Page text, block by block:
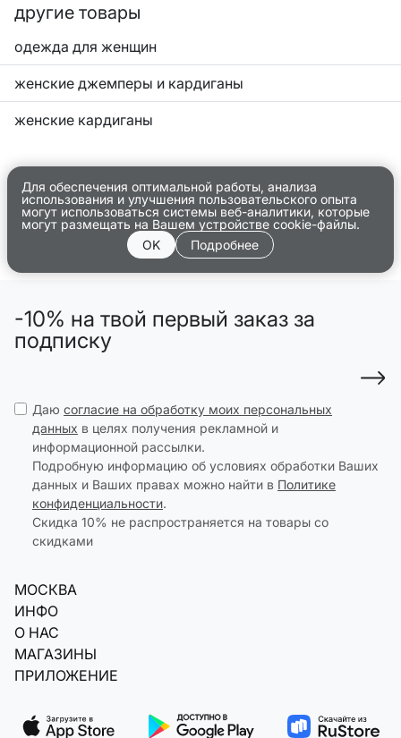
другие товары
одежда для женщин
женские джемперы и кардиганы
женские кардиганы
Для обеспечения оптимальной работы, анализа
использования и улучшения пользовательского опыта
могут использоваться системы веб-аналитики, которые
могут размещать на Вашем устройстве cookie-файлы.
OK
Подробнее
-10% на твой первый заказ за
подписку
Даю согласие на обработку моих персональных
данных в целях получения рекламной и
информационной рассылки.
Подробную информацию об условиях обработки Ваших
данных и Ваших правах можно найти в Политике
конфиденциальности.
Скидка 10% не распространяется на товары со
скидками
МОСКВА
ИНФО
О НАС
МАГАЗИНЫ
ПРИЛОЖЕНИЕ